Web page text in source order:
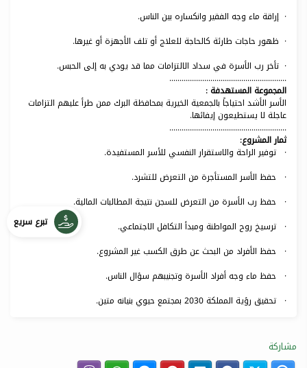
· إراقة ماء وجه الفقير وانكساره بين الناس.
· ظهور حاجات طارئة كالحاجة للعلاج أو تلف الأجهزة أو غيرها.
· تأخر رب الأسرة في سداد الالتزامات مما قد يودي به إلى الحبس.
.........................................................
المجموعة المستهدفة :
الأسر الأشد احتياجاً بالجمعية الخيرية بمحافظة البرك ممن طرأ عليهم التزامات
عاجلة لا يستطيعون إيفائها.
.........................................................
ثمار المشروع:
· توفير الراحة والاستقرار النفسي للأسر المستفيدة.
· حفظ الأسر المستأجرة من التعرض للتشرد.
· حفظ رب الأسرة من التعرض للسجن نتيجة المطالبات المالية.
· ترسيخ روح المواطنة ومبدأ التكافل الاجتماعي.
· حفظ الأفراد من البحث عن طرق الكسب غير المشروع.
· حفظ ماء وجه أفراد الأسرة وتجنيبهم سؤال الناس.
· تحقيق رؤية المملكة 2030 بمجتمع حيوي بنيانه متين.
مشاركة
تبرع سريع